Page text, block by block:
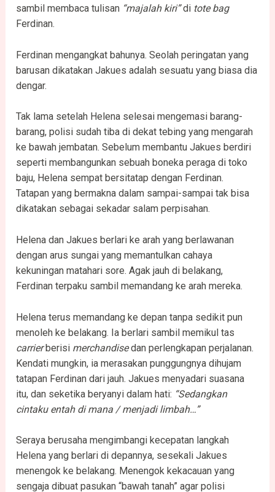
sambil membaca tulisan “majalah kiri”di tote bag
Ferdinan.
Ferdinan mengangkat bahunya. Seolah peringatan yang
barusan dikatakan Jakues adalah sesuatu yang biasa dia
dengar.
Tak lama setelah Helena selesai mengemasi barang-
barang, polisi sudah tiba di dekat tebing yang mengarah
ke bawah jembatan. Sebelum membantu Jakues berdiri
seperti membangunkan sebuah boneka peraga di toko
baju, Helena sempat bersitatap dengan Ferdinan.
Tatapan yang bermakna dalam sampai-sampai tak bisa
dikatakan sebagai sekadar salam perpisahan.
Helena dan Jakues berlari ke arah yang berlawanan
dengan arus sungai yang memantulkan cahaya
kekuningan matahari sore. Agak jauh di belakang,
Ferdinan terpaku sambil memandang ke arah mereka.
Helena terus memandang ke depan tanpa sedikit pun
menoleh ke belakang. Ia berlari sambil memikul tas
carrierberisi merchandisedan perlengkapan perjalanan.
Kendati mungkin, ia merasakan punggungnya dihujam
tatapan Ferdinan dari jauh. Jakues menyadari suasana
itu, dan seketika beryanyi dalam hati: “Sedangkan
cintaku entah di mana / menjadi limbah…”
Seraya berusaha mengimbangi kecepatan langkah
Helena yang berlari di depannya, sesekali Jakues
menengok ke belakang. Menengok kekacauan yang
sengaja dibuat pasukan “bawah tanah” agar polisi